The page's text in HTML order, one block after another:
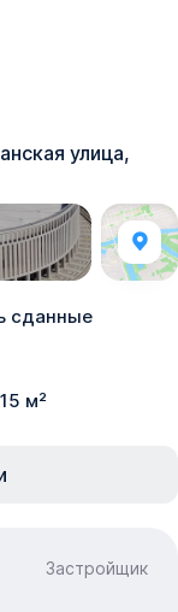
улица,
сданные
м²
Застройщик